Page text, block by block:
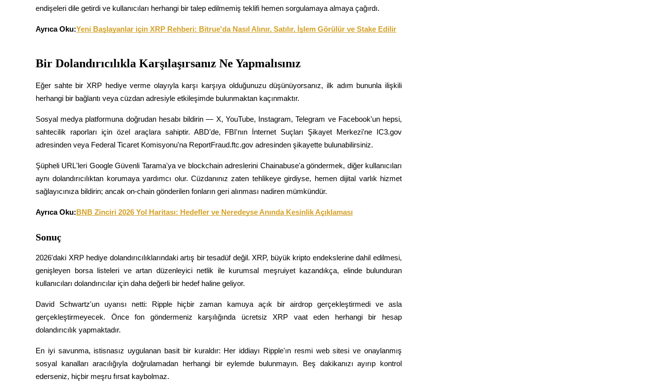
Günlük rekabetçi ödüller kazanın
Staking
Yüksek getiri ve anında erişim
Launchpool
Popüler token'lar kazanmak için esnek staking
endişeleri dile getirdi ve kullanıcıları herhangi bir talep edilmemiş teklifi hemen sorgulamaya almaya çağırdı.
Ayrıca Oku:Yeni Başlayanlar için XRP Rehberi: Bitrue'da Nasıl Alınır, Satılır, İşlem Görülür ve Stake Edilir
Bir Dolandırıcılıkla Karşılaşırsanız Ne Yapmalısınız
Eğer sahte bir XRP hediye verme olayıyla karşı karşıya olduğunuzu düşünüyorsanız, ilk adım bununla ilişkili
herhangi bir bağlantı veya cüzdan adresiyle etkileşimde bulunmaktan kaçınmaktır.
Sosyal medya platformuna doğrudan hesabı bildirin — X, YouTube, Instagram, Telegram ve Facebook'un hepsi,
sahtecilik raporları için özel araçlara sahiptir. ABD'de, FBI'nın İnternet Suçları Şikayet Merkezi'ne IC3.gov
adresinden veya Federal Ticaret Komisyonu'na ReportFraud.ftc.gov adresinden şikayette bulunabilirsiniz.
Şüpheli URL'leri Google Güvenli Tarama'ya ve blockchain adreslerini Chainabuse'a göndermek, diğer kullanıcıları
aynı dolandırıcılıktan korumaya yardımcı olur. Cüzdanınız zaten tehlikeye girdiyse, hemen dijital varlık hizmet
sağlayıcınıza bildirin; ancak on-chain gönderilen fonların geri alınması nadiren mümkündür.
Ayrıca Oku:BNB Zinciri 2026 Yol Haritası: Hedefler ve Neredeyse Anında Kesinlik Açıklaması
Sonuç
2026'daki XRP hediye dolandırıcılıklarındaki artış bir tesadüf değil. XRP, büyük kripto endekslerine dahil edilmesi,
genişleyen borsa listeleri ve artan düzenleyici netlik ile kurumsal meşruiyet kazandıkça, elinde bulunduran
kullanıcıları dolandırıcılar için daha değerli bir hedef haline geliyor.
David Schwartz'un uyarısı netti: Ripple hiçbir zaman kamuya açık bir airdrop gerçekleştirmedi ve asla
gerçekleştirmeyecek. Önce fon göndermeniz karşılığında ücretsiz XRP vaat eden herhangi bir hesap
dolandırıcılık yapmaktadır.
En iyi savunma, istisnasız uygulanan basit bir kuraldır: Her iddiayı Ripple'ın resmi web sitesi ve onaylanmış
sosyal kanalları aracılığıyla doğrulamadan herhangi bir eylemde bulunmayın. Beş dakikanızı ayırıp kontrol
ederseniz, hiçbir meşru fırsat kaybolmaz.